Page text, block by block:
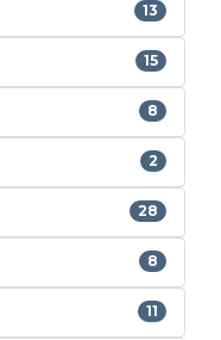
13
15
8
2
28
8
11